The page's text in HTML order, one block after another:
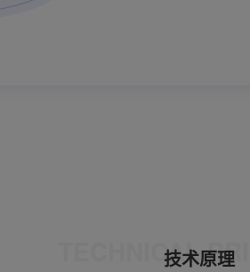
TECHNICAL技术原理